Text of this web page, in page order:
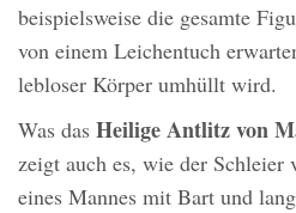
beispielsweise die gesamte
von einem Leichentuch
lebloser Körper umhüllt wird.
Was das Heilige Antlitz von
zeigt auch es, wie der Schleier
eines Mannes mit Bart und